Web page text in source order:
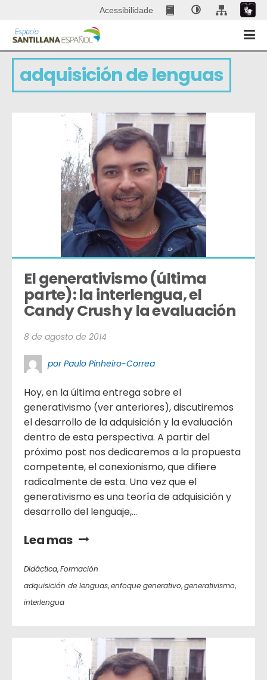
Acessibilidade
adquisición de lenguas
El generativismo (última
parte): la interlengua, el
Candy Crush y la evaluación
8 de agosto de 2014
por Paulo Pinheiro-Correa
Hoy, en la última entrega sobre el
generativismo (ver anteriores), discutiremos
el desarrollo de la adquisición y la evaluación
dentro de esta perspectiva. A partir del
próximo post nos dedicaremos a la propuesta
competente, el conexionismo, que difiere
radicalmente de esta. Una vez que el
generativismo es una teoría de adquisición y
desarrollo del lenguaje,...
Lea mas
Didáctica,Formación
adquisición de lenguas,enfoque generativo,generativismo,
interlengua